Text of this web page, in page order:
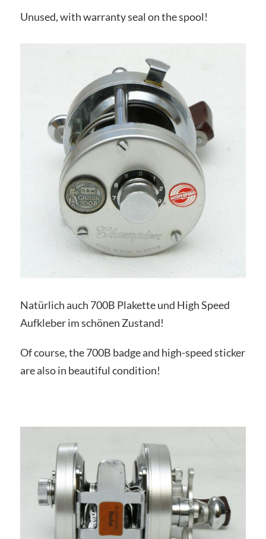
Unused, with warranty seal on the spool!
Natürlich auch 700B Plakette und High Speed
Aufkleber im schönen Zustand!
Of course, the 700B badge and high-speed sticker
are also in beautiful condition!